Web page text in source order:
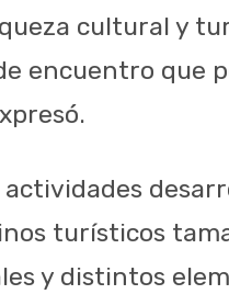
cultural y
encuentro que
turísticos
y distintos